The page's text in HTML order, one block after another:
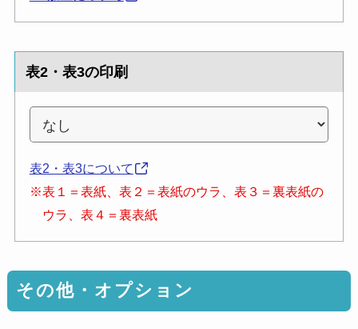
表2・表3の印刷
表2・表3について
※表１＝表紙、表２＝表紙のウラ、表３＝裏表紙の
ウラ、表４＝裏表紙
その他・オプション